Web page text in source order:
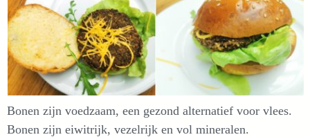
Bonen zijn voedzaam, een gezond alternatief voor vlees.
Bonen zijn eiwitrijk, vezelrijk en vol mineralen.